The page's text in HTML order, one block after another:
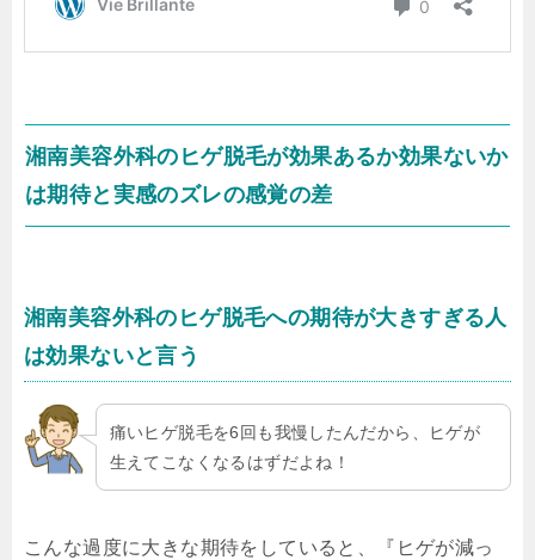
湘南美容外科のヒゲ脱毛が効果あるか効果ないか
は期待と実感のズレの感覚の差
湘南美容外科のヒゲ脱毛への期待が大きすぎる人
は効果ないと言う
痛いヒゲ脱毛を6回も我慢したんだから、ヒゲが
生えてこなくなるはずだよね！
こんな過度に大きな期待をしていると、『ヒゲが減っ